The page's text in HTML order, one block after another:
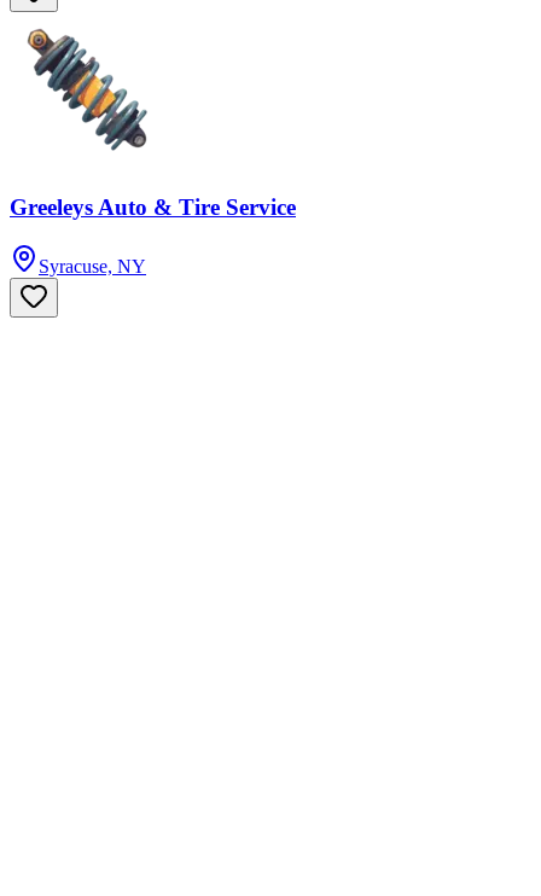
Greeleys Auto & Tire Service
Syracuse, NY